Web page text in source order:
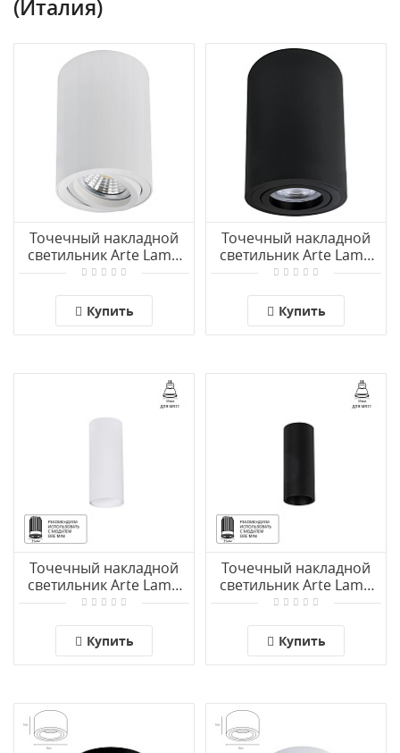
(Италия)
Точечный накладной
светильник Arte Lamp
SENTRY A1566PL-1WH
Купить
Точечный накладной
светильник Arte Lamp
SENTRY A1566PL-1BK
Купить
Точечный накладной
светильник Arte Lamp
NET MINI A6450PL-1WH
Купить
Точечный накладной
светильник Arte Lamp
NET MINI A6450PL-1BK
Купить